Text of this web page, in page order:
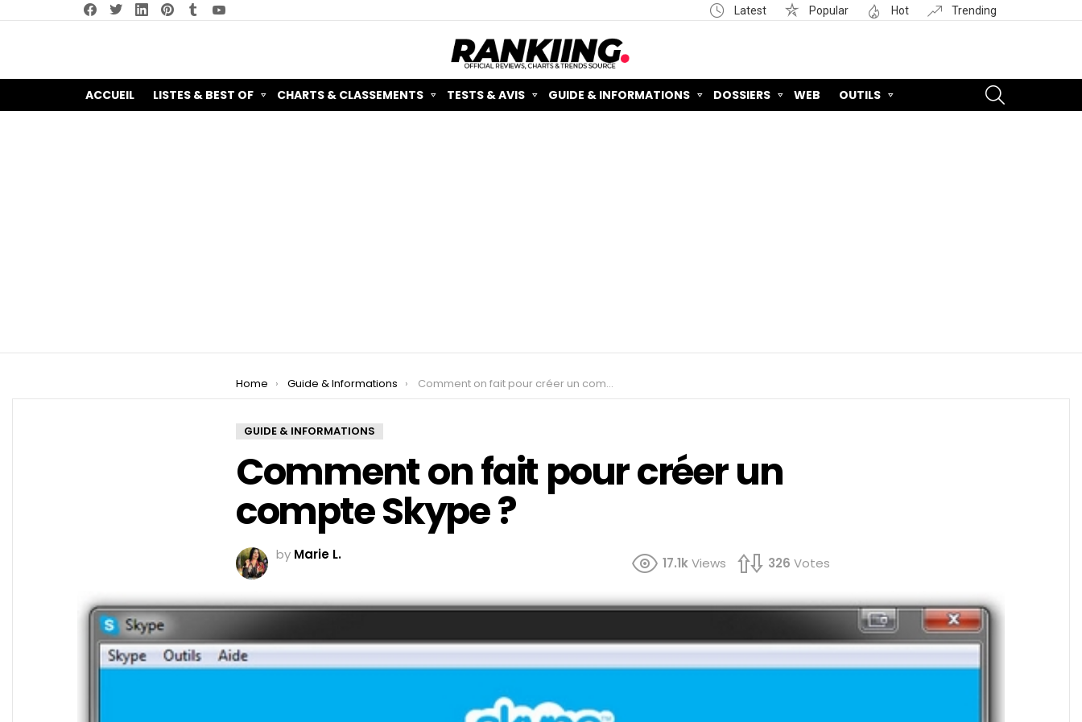
facebooktwitterlinkedin pinterest
Latest Popular Hot Trending
ACCUEIL LISTES & BEST OF CHARTS & CLASSEMENTS TESTS & AVIS GUIDE & INFORMATIONS DOSSIERS WEB OUTILS
You are here:
Home Guide & Informations Comment on fait pour créer un compte Skype ?
GUIDE & INFORMATIONS
Comment on fait pour créer un
compte Skype ?
by Marie L.
17.1kViews 326 Votes